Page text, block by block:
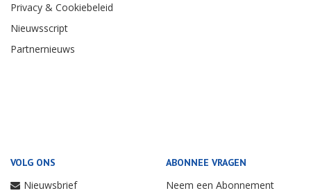
Privacy & Cookiebeleid
Nieuwsscript
Partnernieuws
VOLG ONS
Nieuwsbrief
ABONNEE VRAGEN
Neem een Abonnement